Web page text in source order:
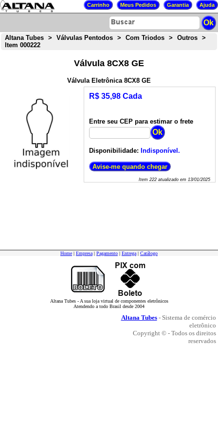
Altana Tubes > Válvulas Pentodos > Com Triodos > Outros
>
Item 000222
Válvula 8CX8 GE
Válvula Eletrônica 8CX8 GE
R$ 35,98 Cada
Entre seu CEP para estimar o frete
Disponibilidade: Indisponível.
Item 222atualizado em 13/01/2025
Home | Empresa | Pagamento | Entrega | Catálogo
Altana Tubes - A sua loja virtual de componentes eletrônicos
Atendendo a todo Brasil desde 2004
Altana Tubes- Sistema de comércio
eletrônico
Copyright © - Todos os direitos
reservados